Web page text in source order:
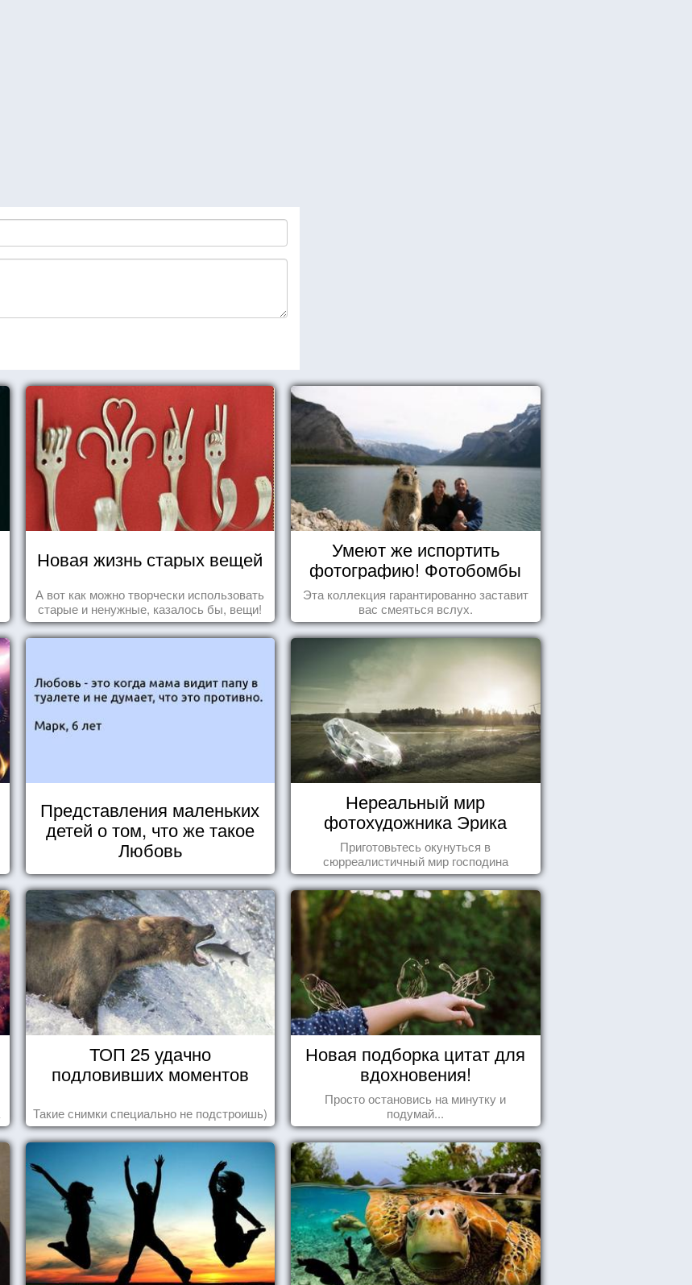
Новая жизнь старых вещей
А вот как можно творчески использовать
старые и ненужные, казалось бы, вещи!
Умеют же испортить
фотографию! Фотобомбы
животных
Эта коллекция гарантированно заставит
вас смеяться вслух.
Представления маленьких
детей о том, что же такое
Любовь
Нереальный мир
фотохудожника Эрика
Йоханссона
Приготовьтесь окунуться в
сюрреалистичный мир господина
Йоханссона
ТОП 25 удачно
подловивших моментов
Такие снимки специально не подстроишь)
Новая подборка цитат для
вдохновения!
Просто остановись на минутку и
подумай...